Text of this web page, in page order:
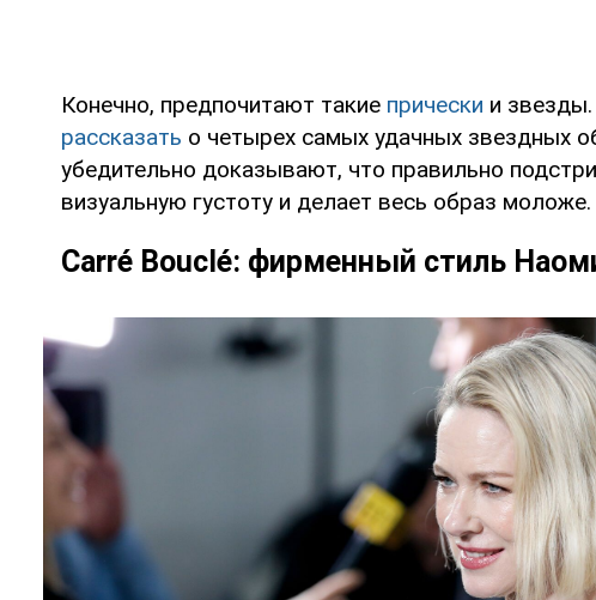
Конечно, предпочитают такие прически и
рассказать о четырех самых удачных звездных
убедительно доказывают, что правильно
визуальную густоту и делает весь образ моложе.
Carré Bouclé: фирменный стиль